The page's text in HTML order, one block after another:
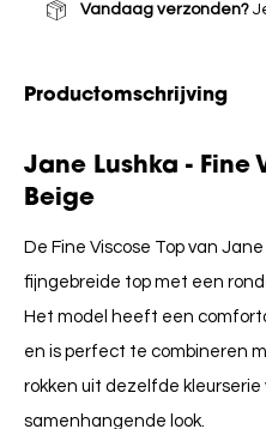
Vandaag verzonden?
Productomschrijving
Jane Lushka - Fine
Beige
De Fine Viscose Top van
fijngebreide top met een
Het model heeft een
en is perfect te combineren
rokken uit dezelfde kleurserie
samenhangende look.